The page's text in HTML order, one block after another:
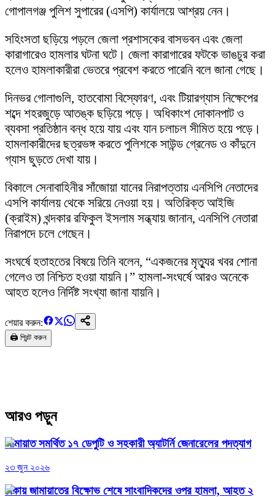
গোপালগঞ্জ পুলিশ সুপারের (এসপি) কার্যালয়ে আশ্রয় নেন।
সহিংসতা ছড়িয়ে পড়লে জেলা প্রশাসকের বাসভবন এবং জেলা
কারাগারেও হামলার ঘটনা ঘটে। জেলা কারাগারের ফটকে ভাঙচুর করা
হলেও হামলাকারীরা ভেতরে প্রবেশ করতে পারেনি বলে জানা গেছে।
দিনভর গোলাগুলি, হাতবোমা বিস্ফোরণ, এবং টিয়ারগ্যাস নিক্ষেপের
শব্দে শহরজুড়ে আতঙ্ক ছড়িয়ে পড়ে। অধিকাংশ দোকানপাট ও
ব্যবসা প্রতিষ্ঠান বন্ধ হয়ে যায় এবং যান চলাচল সীমিত হয়ে পড়ে।
হামলাকারীদের ছত্রভঙ্গ করতে পুলিশকে সাউন্ড গ্রেনেড ও কাঁদুনে
গ্যাস ছুড়তে দেখা যায়।
বিকালে সেনাবাহিনীর সাঁজোয়া যানের নিরাপত্তায় এনসিপি নেতাদের
এসপি কার্যালয় থেকে সরিয়ে নেওয়া হয়। অতিরিক্ত আইজি
(ক্রাইম) খন্দকার রফিকুল ইসলাম সন্ধ্যায় জানান, এনসিপি নেতারা
নিরাপদে চলে গেছেন।
সংঘর্ষে হতাহতের বিষয়ে তিনি বলেন, “একজনের মৃত্যুর খবর শোনা
গেলেও তা নিশ্চিত হওয়া যায়নি।” হামলা-সংঘর্ষে আরও অনেকে
আহত হলেও নির্দিষ্ট সংখ্যা জানা যায়নি।
শেয়ার করুন:
🖨️ প্রিন্ট করুন
আরও পড়ুন
জামায়াত সমর্থিত ১৭ ডেপুটি ও সহকারী অ্যাটর্নি জেনারেলের পদত্যাগ
২৩ জুন ২০২৬
ঢাকায় জামায়াতের বিক্ষোভ শেষে সাংবাদিকদের ওপর হামলা, আহত ২